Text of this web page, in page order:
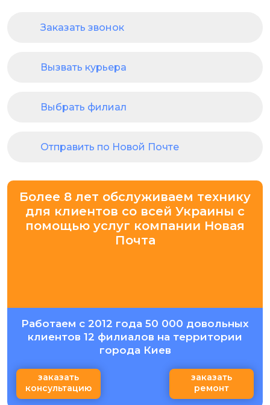
Заказать звонок
Вызвать курьера
Выбрать филиал
Отправить по Новой Почте
Более 8 лет обслуживаем технику
для клиентов со всей Украины с
помощью услуг компании Новая
Почта
Работаем с 2012 года 50 000 довольных
клиентов 12 филиалов на территории
города Киев
заказать
консультацию
заказать
ремонт